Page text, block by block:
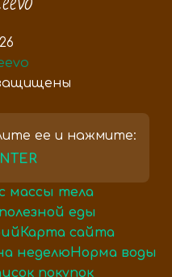
ее и нажмите:
массы тела
еды
Карта сайта
неделю Норма воды
покупок